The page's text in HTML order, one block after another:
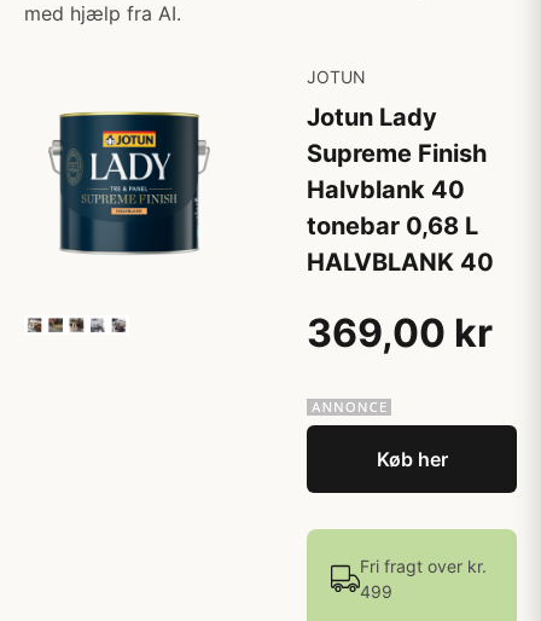
med hjælp fra AI.
JOTUN
Jotun Lady
Supreme Finish
Halvblank 40
tonebar 0,68 L
HALVBLANK 40
369,00 kr
Køb her
Fri fragt over kr.
499